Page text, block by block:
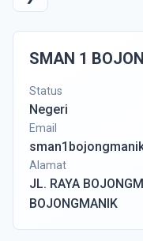
SMAN 1
Status
Negeri
Email
Alamat
JL. RAYA
BOJONGMANIK